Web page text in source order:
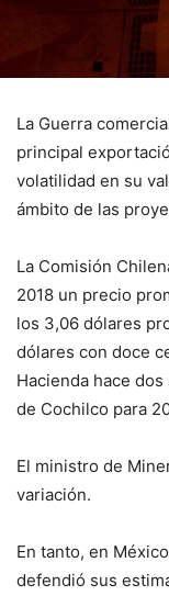
La Guerra
principal
volatilidad en su
ámbito de las
La Comisión
2018 un precio
los 3,06 dólares
dólares con doce
Hacienda hace
de Cochilco para
El ministro de
variación.
En tanto, en
defendió sus